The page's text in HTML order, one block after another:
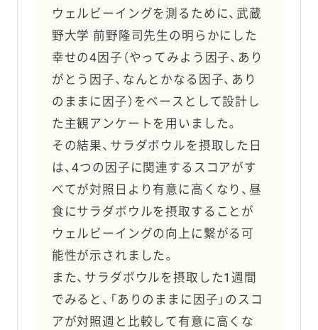
ウェルビーイングを測るために、武蔵
野大学 前野隆司先生の明らかにした
幸せの4因子（やってみよう因子、あり
がとう因子、なんとかなる因子、あり
のままに因子）をベースとして設計し
た主観アンケートを用いました。
その結果、サラダボウルを摂取した日
は、4つの因子に関連するスコアがす
べてが対照日より有意に高くなり、昼
食にサラダボウルを摂取することが
ウェルビーイングの向上に繋がる可
能性が示されました。
また、サラダボウルを摂取した1週間
でみると、「ありのままに因子」のスコ
アが対照週と比較して有意に高くな